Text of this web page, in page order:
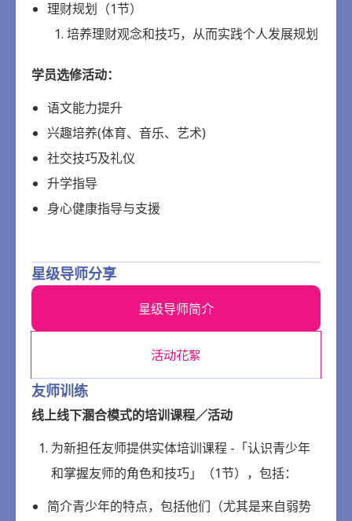
理财规划（1节）
培养理财观念和技巧，从而实践个人发展规划
学员选修活动：
语文能力提升
兴趣培养(体育、音乐、艺术)
社交技巧及礼仪
升学指导
身心健康指导与支援‍
星级导师分享
星级导师简介
活动花絮
友师训练
线上线下溷合模式的培训课程／活动
为新担任友师提供实体培训课程 -「认识青少年
和掌握友师的角色和技巧」（1节），包括：‍
简介青少年的特点，包括他们（尤其是来自弱势